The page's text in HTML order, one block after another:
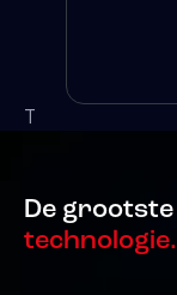
T
De
technologie.